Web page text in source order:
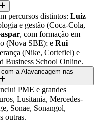
percursos distintos: Luiz
e gestão (Coca-Cola,
, com formação em
(Nova SBE); e Rui
(Nike, Cortefiel) e
Business School Online.
a Alavancagem nas
PME e grandes
Lusitania, Mercedes-
Sonae, Sonangol,
outras.